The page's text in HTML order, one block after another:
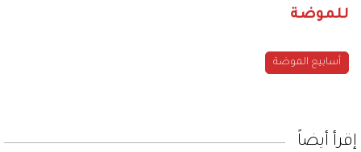
للموضة
أسابيع الموضة
إقرأ أيضاً